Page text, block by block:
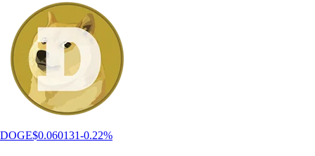
DOGE$0.060131-0.22%